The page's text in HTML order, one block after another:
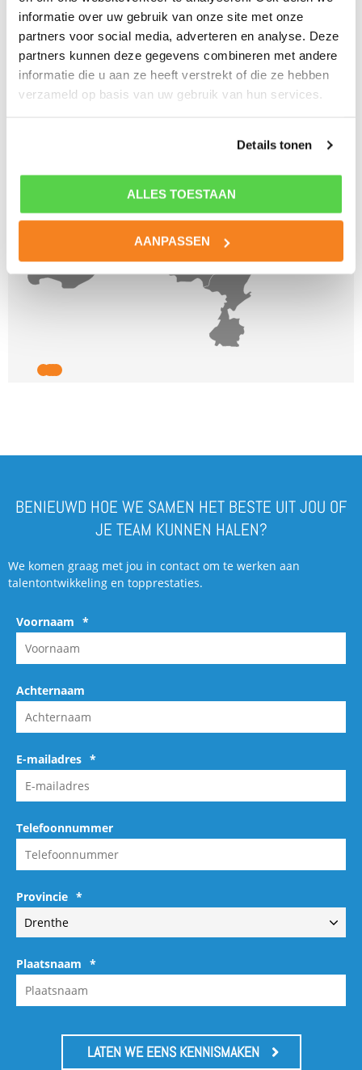
informatie over uw gebruik van onze site met onze
partners voor social media, adverteren en analyse. Deze
partners kunnen deze gegevens combineren met andere
informatie die u aan ze heeft verstrekt of die ze hebben
verzameld op basis van uw gebruik van hun services.
Details tonen
ALLES TOESTAAN
AANPASSEN
BENIEUWD HOE WE SAMEN HET BESTE UIT JOU OF
JE TEAM KUNNEN HALEN?
We komen graag met jou in contact om te werken aan
talentontwikkeling en topprestaties.
Voornaam *
Achternaam
E-mailadres *
Telefoonnummer
Provincie *
Plaatsnaam *
LATEN WE EENS KENNISMAKEN